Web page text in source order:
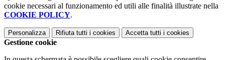
cookie necessari al funzionamento ed utili alle finalità illustrate nella
COOKIE POLICY.
Personalizza Rifiuta tutti i cookies Accetta tutti i cookies
Gestione cookie